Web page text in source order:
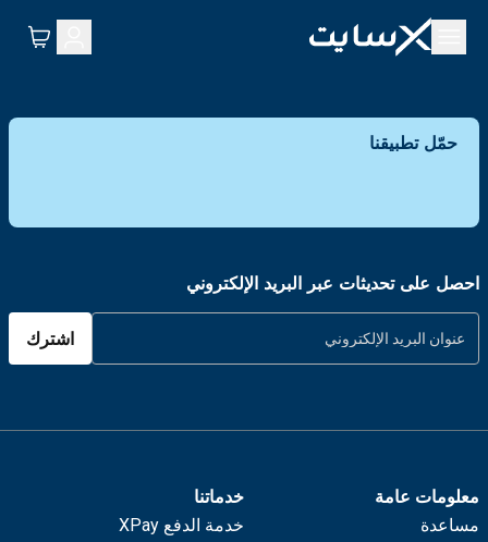
حمّل تطبيقنا
احصل على تحديثات عبر البريد الإلكتروني
اشترك
معلومات عامة
مساعدة
خدماتنا
خدمة الدفع XPay